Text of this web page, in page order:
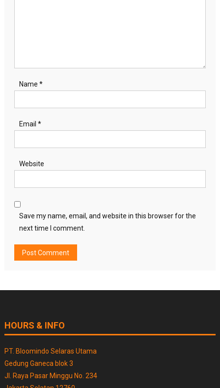
Name *
Email *
Website
Save my name, email, and website in this browser for the
next time I comment.
HOURS & INFO
PT. Bloomindo Selaras Utama
Gedung Ganeca blok 3
Jl. Raya Pasar Minggu No. 234